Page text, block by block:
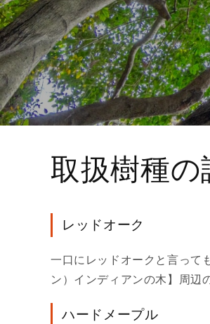
取扱樹種の
レッドオーク
一口にレッドオークと言って
ン）インディアンの木】周辺
ハードメープル